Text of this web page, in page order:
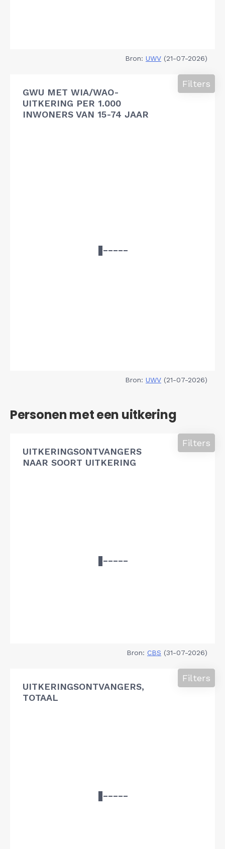
Bron: UWV (21-07-2026)
GWU MET WIA/WAO-
UITKERING PER 1.000
INWONERS VAN 15-74 JAAR
Filters
Bron: UWV (21-07-2026)
Personen met een uitkering
UITKERINGSONTVANGERS
NAAR SOORT UITKERING
Filters
Bron: CBS (31-07-2026)
UITKERINGSONTVANGERS,
TOTAAL
Filters